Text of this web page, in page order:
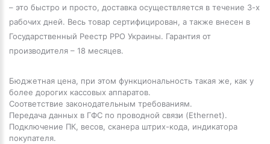
– это быстро и просто, доставка осуществляется в течение 3-х
рабочих дней. Весь товар сертифицирован, а также внесен в
Государственный Реестр РРО Украины. Гарантия от
производителя – 18 месяцев.
Бюджетная цена, при этом функциональность такая же, как у
более дорогих кассовых аппаратов.
Соответствие законодательным требованиям.
Передача данных в ГФС по проводной связи (Ethernet).
Подключение ПК, весов, сканера штрих-кода, индикатора
покупателя.